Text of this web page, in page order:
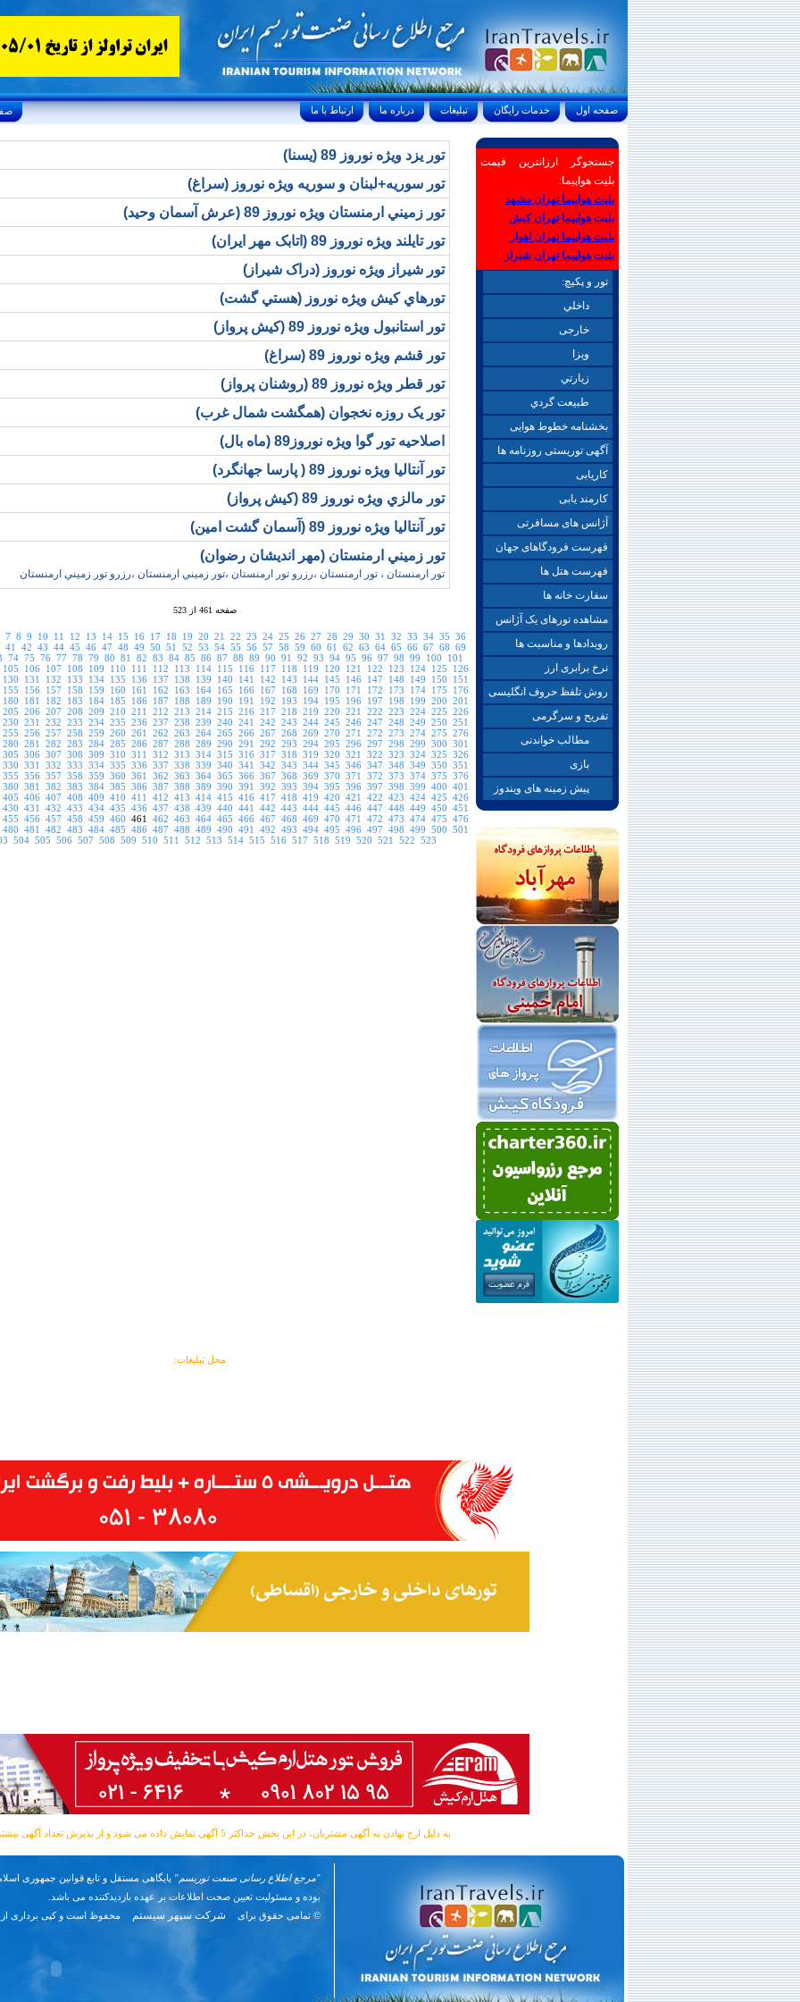
Friday, August 7, 2026 24/صفر/1448 ارتباط با ما درباره ما تبليغات خدمات رايگان صفحه اول
تور يزد ويژه نوروز 89 (يسنا)
تور سوريه+لبنان و سوريه ويژه نوروز (سراغ)
تور زميني ارمنستان ويژه نوروز 89 (عرش آسمان وحيد)
تور تايلند ويژه نوروز 89 (اتابک مهر ايران)
تور شيراز ويژه نوروز (دراک شيراز)
تورهاي کيش ويژه نوروز (هستي گشت)
تور استانبول ويژه نوروز 89 (کيش پرواز)
تور قشم ويژه نوروز 89 (سراغ)
تور قطر ويژه نوروز 89 (روشنان پرواز)
تور يک روزه نخجوان (همگشت شمال غرب)
اصلاحيه تور گوا ويژه نوروز89 (ماه بال)
تور آنتاليا ويژه نوروز 89 ( پارسا جهانگرد)
تور مالزي ويژه نوروز 89 (کيش پرواز)
تور آنتاليا ويژه نوروز 89 (آسمان گشت امين)
تور زميني ارمنستان (مهر انديشان رضوان)
تور ارمنستان ، تور ارمنستان ،رزرو تور ارمنستان ،تور زميني ارمنستان ،رزرو تور زميني ارمنستان
صفحه 461 از 523
7 8 9 10 11 12 13 14 15 16 17 18 19 20 21 22 23 24 25 26 27 28 29 30 31 32 33 34 35 36
41
42 43 44 45 46 47 48 49 50 51 52 53 54 55 56 57 58 59 60 61 62 63 64 65 66 67 68 69
74 75 76 77 78 79 80 81 82 83 84 85 86 87 88 89 90 91 92 93 94 95 96 97 98 99 100
101
105
106 107 108 109 110 111 112 113 114 115 116 117 118 119 120 121 122 123 124 125
126
130
131 132 133 134 135 136 137 138 139 140 141 142 143 144 145 146 147 148 149 150
151
155
156 157 158 159 160 161 162 163 164 165 166 167 168 169 170 171 172 173 174 175
176
180
181 182 183 184 185 186 187 188 189 190 191 192 193 194 195 196 197 198 199 200 201
205 206 207 208 209 210 211 212 213 214 215 216 217 218 219 220 221 222 223 224 225 226
230 231 232 233 234 235 236 237 238 239 240 241 242 243 244 245 246 247 248 249 250 251
255 256 257 258 259 260 261 262 263 264 265 266 267 268 269 270 271 272 273 274 275 276
280 281 282 283 284 285 286 287 288 289 290 291 292 293 294 295 296 297 298 299 300 301
305 306 307 308 309 310 311 312 313 314 315 316 317 318 319 320 321 322 323 324 325 326
330 331 332 333 334 335 336 337 338 339 340 341 342 343 344 345 346 347 348 349 350 351
355 356 357 358 359 360 361 362 363 364 365 366 367 368 369 370 371 372 373 374 375 376
380 381 382 383 384 385 386 387 388 389 390 391 392 393 394 395 396 397 398 399 400 401
405 406 407 408 409 410 411 412 413 414 415 416 417 418 419 420 421 422 423 424 425 426
430 431 432 433 434 435 436 437 438 439 440 441 442 443 444 445 446 447 448 449 450 451
455 456 457 458 459 460 461 462 463 464 465 466 467 468 469 470 471 472 473 474 475 476
480 481 482 483 484 485 486 487 488 489 490 491 492 493 494 495 496 497 498 499 500 501
504 505 506 507 508 509 510 511 512 513 514 515 516 517 518 519 520 521 522 523
جستجوگر ارزانترین قیمت
بلیت هواپیما:
بلیت هواپیما تهران مشهد
بلیت هواپیما تهران کیش
بلیت هواپیما تهران اهواز
بلیت هواپیما تهران شیراز
تور و پکیچ:
داخلي
خارجی
ويزا
زيارتي
طبيعت گردي
بخشنامه خطوط هوایی
آگهی توریستی روزنامه ها
کاریابی
کارمند یابی
آژانس های مسافرتی
فهرست فرودگاهای جهان
فهرست هتل ها
سفارت خانه ها
مشاهده تورهای یک آژانس
رویدادها و مناسبت ها
نرخ برابری ارز
روش تلفظ حروف انگلیسی
تفریح و سرگرمی
مطالب خواندنی
بازی
پیش زمینه های ویندوز
محل تبلیغات:
به دلیل ارج نهادن به آگهی مشتریان، در این بخش حداکثر 5 آگهی نمایش داده می شود و از پذیرش تعداد آگهی بیشتر معذوریم.
"مرجع اطلاع رسانی صنعت توریسم" پایگاهی مستقل و تابع قوانین جمهوری
بوده و مسئوليت تعیین صحت اطلاعات بر عهده بازدیدکننده می باشد.
© تمامی حقوق برای
شرکت سپهر سیستم محفوظ است و کپی برداری